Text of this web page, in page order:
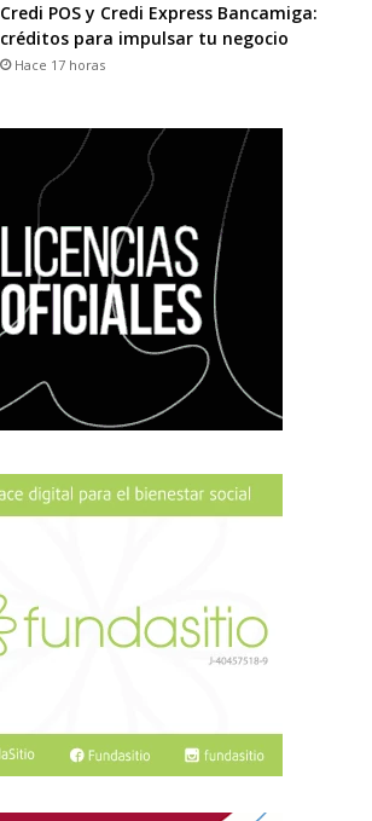
Credi POS y Credi Express Bancamiga:
créditos para impulsar tu negocio
Hace 17 horas